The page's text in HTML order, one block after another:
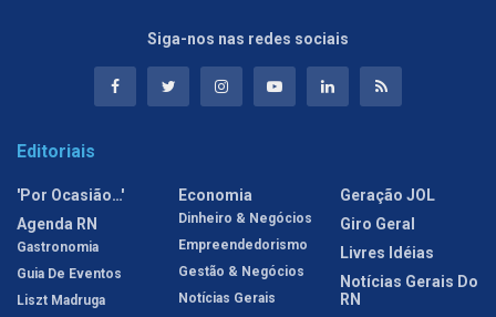
Siga-nos nas redes sociais
Editoriais
'Por Ocasião…'
Agenda RN
Gastronomia
Guia De Eventos
Liszt Madruga
Economia
Dinheiro & Negócios
Empreendedorismo
Gestão & Negócios
Notícias Gerais
Geração JOL
Giro Geral
Livres Idéias
Notícias Gerais Do
RN